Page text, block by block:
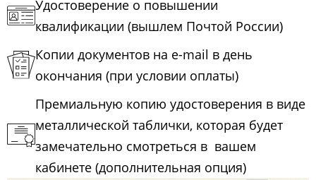
Удостоверение о повышении
квалификации (вышлем Почтой России)
Копии документов на e-mail в день
окончания (при условии оплаты)
Премиальную копию удостоверения в виде
металлической таблички, которая будет
замечательно смотреться в вашем
кабинете (дополнительная опция)